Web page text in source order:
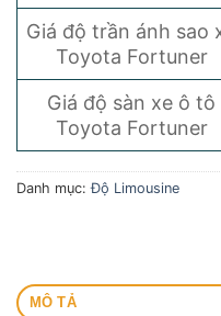
Giá độ trần ánh sao
Toyota Fortuner
Giá độ sàn xe ô tô
Toyota Fortuner
Danh mục:Độ Limousine
MÔ TẢ